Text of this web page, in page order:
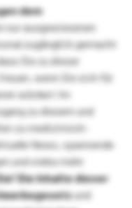
dem
nur ausgewiesenen
zugänglich gemacht
Sie zu dieser
wenn Sie sich für
würden! Im
zu diesem und
zu medizinisch-
News, spannende
und vieles mehr
Die Inhalte dieser
und